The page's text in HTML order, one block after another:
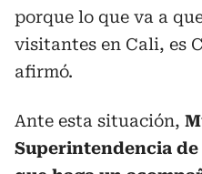
porque lo que va a
visitantes en Cali, es
afirmó.
Ante esta situación,
Superintendencia